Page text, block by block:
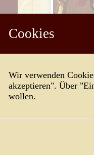
Cookies
Wir verwenden
akzeptieren". Über
wollen.